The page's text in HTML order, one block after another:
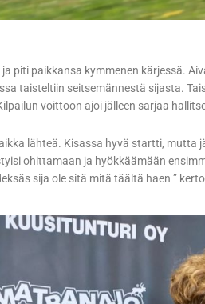
piti paikkansa kymmenen kärjessä.
taisteltiin seitsemännestä sijasta.
voittoon ajoi jälleen sarjaa
lähteä. Kisassa hyvä startti, mutta
ohittamaan ja hyökkäämään
sija ole sitä mitä täältä haen ”